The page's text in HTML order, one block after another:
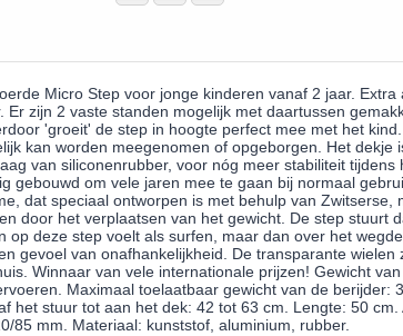
Micro Step voor jonge kinderen vanaf 2 jaar.
Er zijn 2 vaste standen mogelijk met daartussen
'groeit' de step in hoogte perfect mee met het
kan worden meegenomen of opgeborgen. Het dekje
van siliconenrubber, voor nóg meer stabiliteit
gebouwd om vele jaren mee te gaan bij normaal
dat speciaal ontworpen is met behulp van Zwitserse,
door het verplaatsen van het gewicht. De step stuurt
op deze step voelt als surfen, maar dan over het
gevoel van onafhankelijkheid. De transparante
Winnaar van vele internationale prijzen! Gewicht
Maximaal toelaatbaar gewicht van de berijder:
het stuur tot aan het dek: 42 tot 63 cm. Lengte: 50
85 mm. Materiaal: kunststof, aluminium, rubber.